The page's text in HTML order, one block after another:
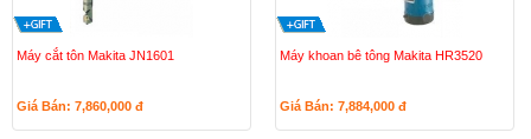
Máy cắt tôn Makita JN1601
Giá Bán: 7,860,000 đ
Máy khoan bê tông Makita HR3520
Giá Bán: 7,884,000 đ